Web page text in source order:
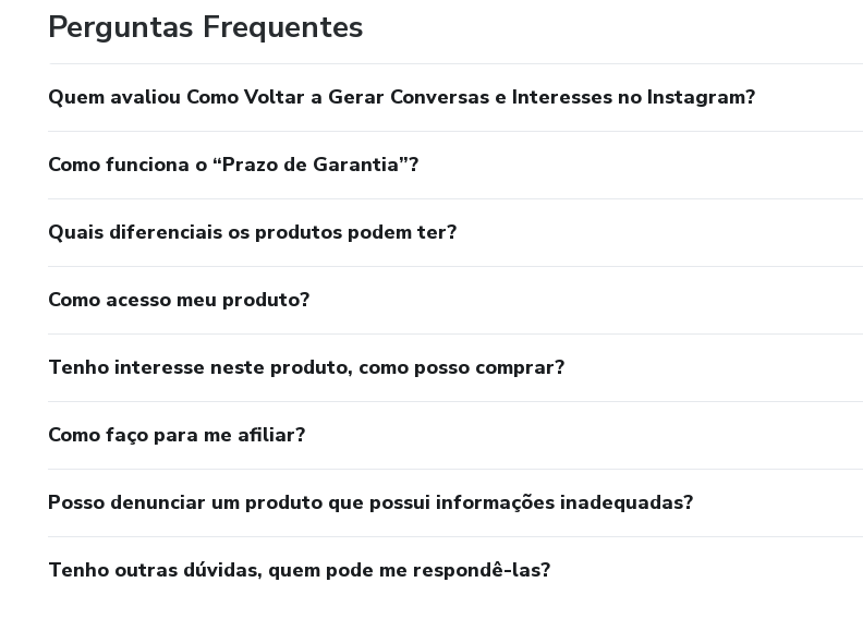
Perguntas Frequentes
Quem avaliou Como Voltar a Gerar Conversas e Interesses no Instagram?
Como funciona o “Prazo de Garantia”?
Quais diferenciais os produtos podem ter?
Como acesso meu produto?
Tenho interesse neste produto, como posso comprar?
Como faço para me afiliar?
Posso denunciar um produto que possui informações inadequadas?
Tenho outras dúvidas, quem pode me respondê-las?